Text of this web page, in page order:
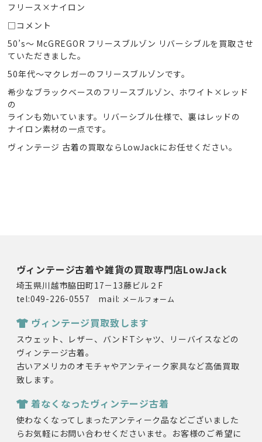
フリース×ナイロン
□コメント
50’s〜 McGREGOR フリースブルゾン リバーシブルを買取させ
ていただきました。
50年代〜マクレガーのフリースブルゾンです。
希少なブラックベースのフリースブルゾン、ホワイト×レッド
の
ラインも効いています。リバーシブル仕様で、裏はレッドの
ナイロン素材の一点です。
ヴィンテージ 古着の買取ならLowJackにお任せください。
ヴィンテージ古着や雑貨の買取専門店LowJack
埼玉県川越市脇田町17－13藤ビル２F
tel:049-226-0557 mail: メールフォーム
ヴィンテージ買取致します
スウェット、レザー、バンドTシャツ、リーバイスなどの
ヴィンテージ古着。
古いアメリカのオモチャやアンティーク家具など高価買取
致します。
着なくなったヴィンテージ古着
使わなくなってしまったアンティーク品などございました
らお気軽にお問い合わせくださいませ。お客様のご希望に